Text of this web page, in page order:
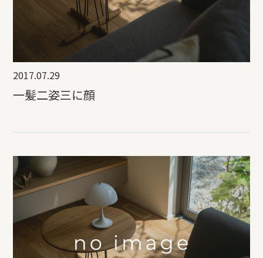
2017.07.29
一髪二姿三に顔